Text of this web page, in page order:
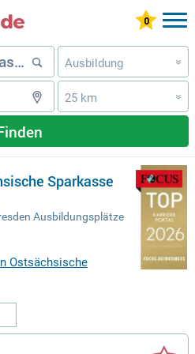
Ausbildung »
25 km »
Sparkasse
Ausbildungsplätze
Ostsächsische